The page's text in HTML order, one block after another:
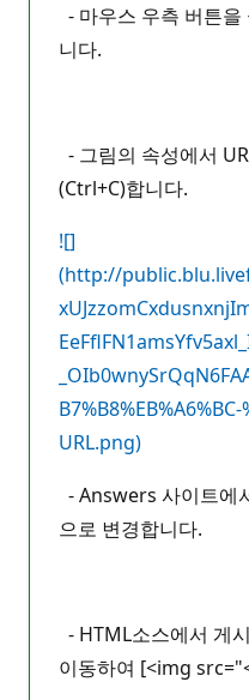
- 마우스 우측 버튼
니다.
- 그림의 속성에서
(Ctrl+C)합니다.
![]
(http://
URL.png)
- Answers 사이트에
으로 변경합니다.
- HTML소스에서 게
이동하여 [<img